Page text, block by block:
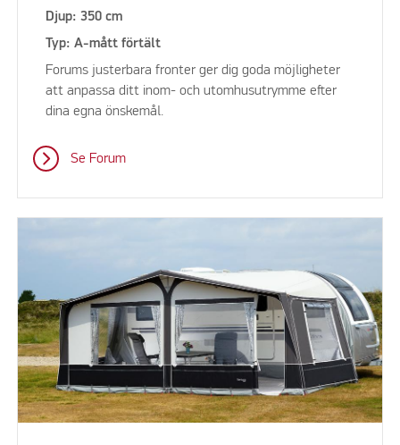
Djup: 350 cm
Typ: A-mått förtält
Forums justerbara fronter ger dig goda möjligheter
att anpassa ditt inom- och utomhusutrymme efter
dina egna önskemål.
Se Forum